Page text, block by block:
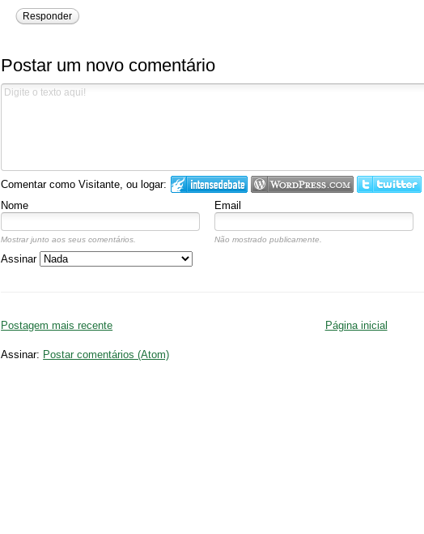
Responder
Postar um novo comentário
Comentar como Visitante, ou logar:
Nome Email
Mostrar junto aos seus comentários. Não mostrado publicamente.
Assinar
Postagem mais recente Página inicial
Assinar: Postar comentários (Atom)